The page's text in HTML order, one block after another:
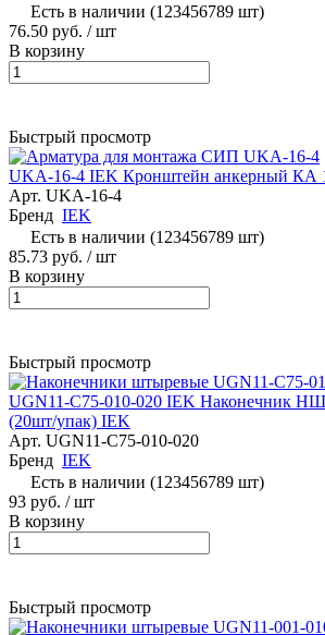
Есть в наличии (123456789 шт)
76.50 руб. / шт
В корзину
Быстрый просмотр
UKA-16-4 IEK Кронштейн анкерный КА
Арт. UKA-16-4
Бренд IEK
Есть в наличии (123456789 шт)
85.73 руб. / шт
В корзину
Быстрый просмотр
UGN11-C75-010-020 IEK Наконечник
(20шт/упак) IEK
Арт. UGN11-C75-010-020
Бренд IEK
Есть в наличии (123456789 шт)
93 руб. / шт
В корзину
Быстрый просмотр